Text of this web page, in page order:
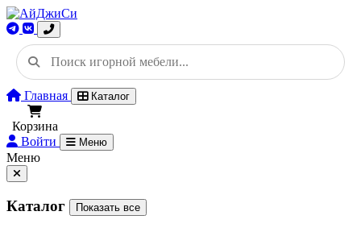
Главная Каталог
Корзина
Войти
Меню
Меню
Каталог Показать все